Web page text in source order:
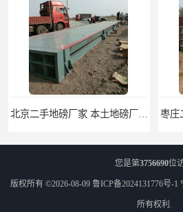
滨
您是第3756690位
版权所有 ©2026-08-09 鲁ICP备2024131776号-1
所有权利.